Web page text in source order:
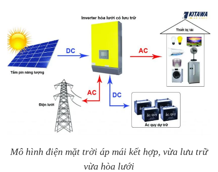
Mô hình điện mặt trời áp mái kết hợp, vừa lưu trữ
vừa hòa lưới